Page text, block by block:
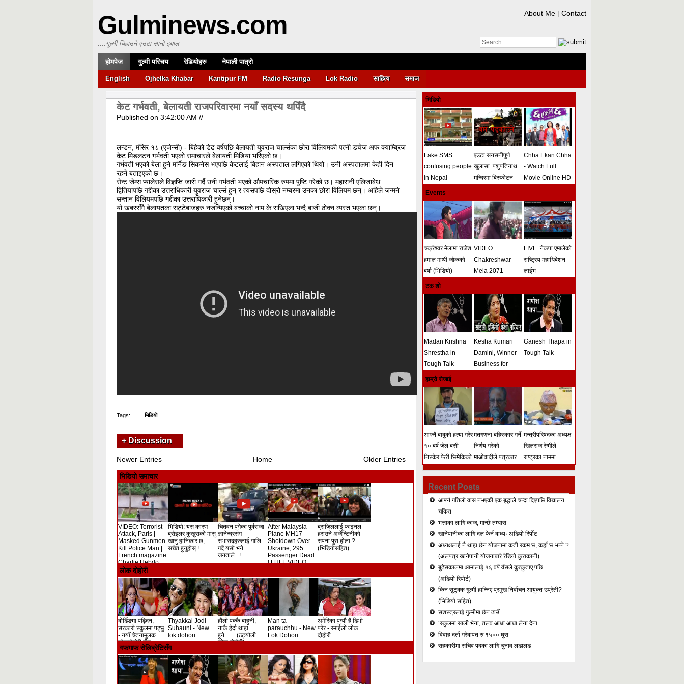
Gulminews.com
....गुल्मी चिहाउने एउटा सानो झ्याल
About Me | Contact
होमपेज गुल्मी परिचय रेडियोहरु नेपाली पात्रो
English Ojhelka Khabar Kantipur FM Radio Resunga Lok Radio साहित्य समाज
केट गर्भवती, बेलायती राजपरिवारमा नयाँ सदस्य थपिँदै
Published on 3:42:00 AM //
लन्डन, मंसिर १८ (एजेन्सी) - बिहेको डेढ वर्षपछि बेलायती युवराज चार्ल्सका छोरा विलियमकी पत्‍नी डचेज अफ क्याम्ब्रिज
केट मिडलटन गर्भवती भएको समाचारले बेलायती मिडिया भरिएको छ।
गर्भवती भएको बेला हुने मर्निङ सिकनेस भएपछि केटलाई बिहान अस्पताल लगिएको थियो। उनी अस्पतालमा केही दिन
रहने बताइएको छ।
सेन्ट जेम्स प्यालेसले विज्ञप्ति जारी गर्दै उनी गर्भवती भएको औपचारिक रुपमा पुष्टि गरेको छ। महारानी एलिजाबेथ
द्वितियापछि गद्दीका उत्तराधिकारी युवराज चार्ल्स हुन् र त्यसपछि दोस्रो नम्बरमा उनका छोरा विलियम छन्। अहिले जन्मने
सन्तान विलियमपछि गद्दीका उत्तराधिकारी हुनेछन्।
यो खबरसँगै बेलायतका सट्टेबाजहरु नजन्मिएको बच्चाको नाम के राखिएला भन्दै बाजी ठोक्न व्यस्त भएका छन्।
Tags: भिडियो
+ Discussion
Newer Entries Older Entries
Home
भिडियो समाचार
VIDEO: Terrorist
Attack, Paris |
Masked Gunmen
Kill Police Man |
French magazine
Charlie Hebdo
Shooting
भिडियो: यस कारण
ब्रोइलर कुखुराको मासु
खानु हानिकार छ,
सचेत हुनुहोस् !
चितवन पुगेका पुर्बराजा
ज्ञानेन्द्रसंग
सभासदहरुलाई गालि
गर्देे यसो भने
जनताले...!
After Malaysia
Plane MH17
Shotdown Over
Ukraine, 295
Passenger Dead
! FULL VIDEO
ब्राजिललाई फाइनल
हराउने अर्जेन्टिनीको
सपना पुरा होला ?
(भिडियोसहित)
लोक दोहोरी
बोर्डिङमा पढ्दिन,
सरकारी स्कुलमा पढ्छु
- नयाँ चेतनामुलक
लोकदोहोरी गीत
Thyakkai Jodi
Suhauni - New
lok dohori
हौंली पक्कै बाहुनी,
नाकै हेर्दा थाहा
हुने........(ठट्यौली
लोक दोहोरी)
Man ta
parauchhu - New
Lok Dohori
अमेरिका पुग्यौ है डिभी
परेर - रमाईलो लोक
दोहोरी
गफगाफ सेलिब्रेटिसँग
भिडियो
Fake SMS
confusing people
in Nepal
एउटा सनसनीपुर्ण
खुलासा: पशुपतिनाथ
मन्दिरमा बिस्फोटन
(भिडियो)
Chha Ekan Chha
- Watch Full
Movie Online HD
Events
चक्रेश्वर मेलामा राजेश
हमाल माथी जोकको
बर्षा (भिडियो)
VIDEO:
Chakreshwar
Mela 2071
LIVE: नेकपा एमालेको
राष्ट्रिय महाधिबेशन
लाईभ
टक शो
Madan Krishna
Shrestha in
Tough Talk
Kesha Kumari
Damini, Winner -
Business for
Tough Talk
Ganesh Thapa in
Tough Talk
हाम्रो रोजाई
आफ्नै बाबुको हत्या गरेर
१० बर्ष जेल बसी
निस्केर फेरी छिमेकिको
मतगणना बहिस्कार गर्ने
निर्णय गरेको
माओवादीले पत्रकार
मन्त्रीपरिषदका अध्यक्ष
खिलराज रेग्मीले
राष्ट्रका नाममा
Recent Posts
आफ्नै गतिलो वास नभएकी एक बृद्धाले चन्दा दिएपछि विद्यालय
चकित
भत्ताका लागि काज, मान्छे तम्घास
खानेपानीका लागि दल फेर्न बाध्यः अडियो रिर्पोट
अध्यक्षलाई नै थाहा छैन योजनामा कती रकम छ, कहाँ छ भन्ने ?
(अलपत्र खानेपानी योजनाबारे रेडियो कुराकानी)
बुढेसकालमा आमालाई १६ वर्षे वैंसले कुत्कुताए पछि..........
(अडियो रिपोर्ट)
किन सुटुक्क गुल्मी हान्निए प्रमुख निर्वाचन आयुक्त उप्रेती?
(भिडियो सहित)
सशस्त्रलाई गुल्मीमा छैन ठाउँ
‘स्कुलमा साली भेना, तलव आधा आधा लेना देना’
विवाह दर्ता गरेबापत रु १५०० घुस
सहकारीमा सचिव पदका लागि चुनाव लडालड